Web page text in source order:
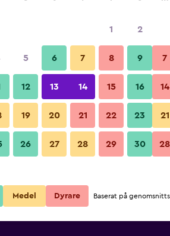
Billigaste Pris per natt
Per natt
3 099 kr Visa erbjudande
3 110 kr Visa erbjudande
3 163 kr
1 2
5 6 7 8 9
12 13 14 15 16
19 20 21 22 23
26 27 28 29 30
7
14
21
28
Medel Dyrare Baserat på